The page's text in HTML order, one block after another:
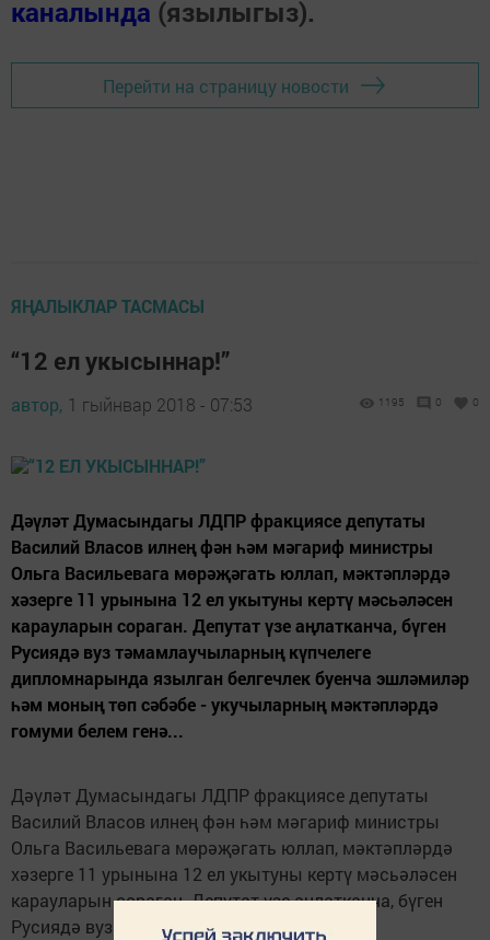
каналында (язылыгыз).
Перейти на страницу новости
ЯҢАЛЫКЛАР ТАСМАСЫ
“12 ел укысыннар!”
автор, 1 гыйнвар 2018 - 07:53 1195 0 0
Дәүләт Думасындагы ЛДПР фракциясе депутаты
Василий Власов илнең фән һәм мәгариф министры
Ольга Васильевага мөрәҗәгать юллап, мәктәпләрдә
хәзерге 11 урынына 12 ел укытуны кертү мәсьәләсен
карауларын сораган. Депутат үзе аңлатканча, бүген
Русиядә вуз тәмамлаучыларның күпчелеге
дипломнарында язылган белгечлек буенча эшләмиләр
һәм моның төп сәбәбе - укучыларның мәктәпләрдә
гомуми белем генә...
Дәүләт Думасындагы ЛДПР фракциясе депутаты
Василий Власов илнең фән һәм мәгариф министры
Ольга Васильевага мөрәҗәгать юллап, мәктәпләрдә
хәзерге 11 урынына 12 ел укытуны кертү мәсьәләсен
карауларын сораган. Депутат үзе аңлатканча, бүген
Русиядә вуз тәмамлаучыларның күпчелеге